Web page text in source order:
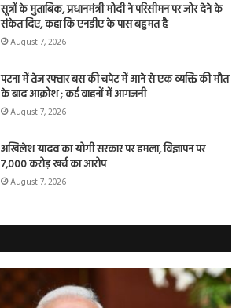
सूत्रों के मुताबिक, प्रधानमंत्री मोदी ने परिसीमन पर जोर देने के
संकेत दिए, कहा कि एनडीए के पास बहुमत है
August 7, 2026
पटना में तेज रफ्तार बस की चपेट में आने से एक व्यक्ति की मौत
के बाद आक्रोश ; कई वाहनों में आगजनी
August 7, 2026
अखिलेश यादव का योगी सरकार पर हमला, विज्ञापन पर
7,000 करोड़ खर्च का आरोप
August 7, 2026